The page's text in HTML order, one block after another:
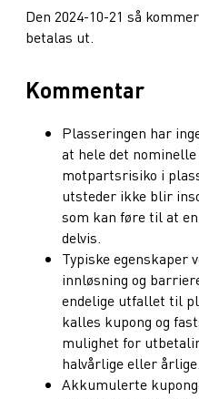
Den 2024-10-21 så
betalas ut.
Kommentar
Plasseringen har
at hele det
motpartsrisiko i
utsteder ikke blir
som kan føre til at
delvis.
Typiske egenskaper
innløsning og
endelige utfallet til
kalles kupong og
mulighet for
halvårlige eller årlige.
Akkumulerte